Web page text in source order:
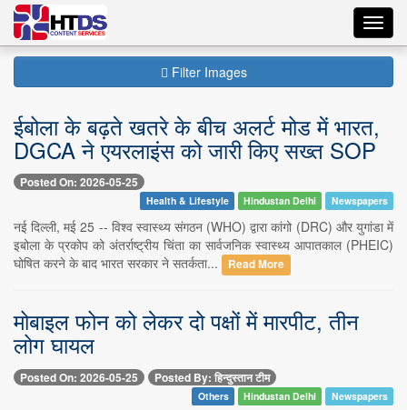
Filter Images
ईबोला के बढ़ते खतरे के बीच अलर्ट मोड में भारत,
DGCA ने एयरलाइंस को जारी किए सख्त SOP
Posted On: 2026-05-25
Health & Lifestyle Hindustan Delhi Newspapers
नई दिल्ली, मई 25 -- विश्व स्वास्थ्य संगठन (WHO) द्वारा कांगो (DRC) और युगांडा में
इबोला के प्रकोप को अंतर्राष्ट्रीय चिंता का सार्वजनिक स्वास्थ्य आपातकाल (PHEIC)
घोषित करने के बाद भारत सरकार ने सतर्कता...
Read More
मोबाइल फोन को लेकर दो पक्षों में मारपीट, तीन
लोग घायल
Posted On: 2026-05-25 Posted By: हिन्दुस्तान टीम
Others Hindustan Delhi Newspapers